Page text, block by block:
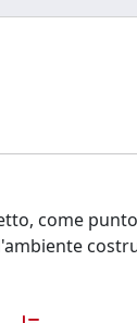
come